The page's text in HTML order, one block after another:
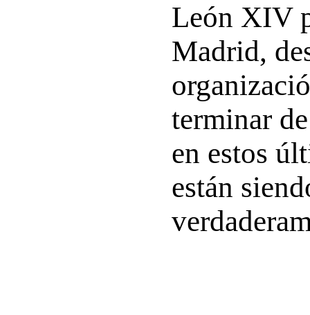
León XIV
Madrid,
terminar
en estos
están